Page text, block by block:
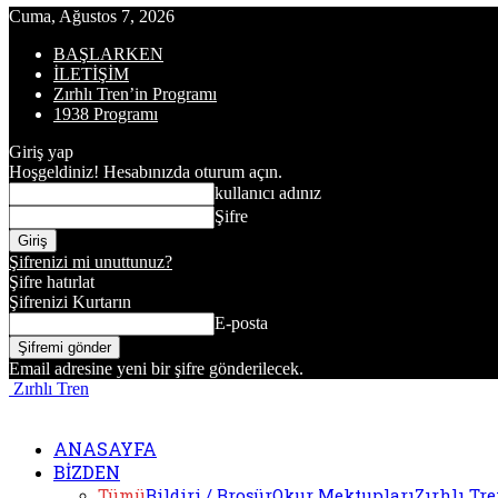
Cuma, Ağustos 7, 2026
BAŞLARKEN
İLETİŞİM
Zırhlı Tren’in Programı
1938 Programı
Giriş yap
Hoşgeldiniz! Hesabınızda oturum açın.
kullanıcı adınız
Şifre
Şifrenizi mi unuttunuz?
Şifre hatırlat
Şifrenizi Kurtarın
E-posta
Email adresine yeni bir şifre gönderilecek.
Zırhlı Tren
ANASAYFA
BİZDEN